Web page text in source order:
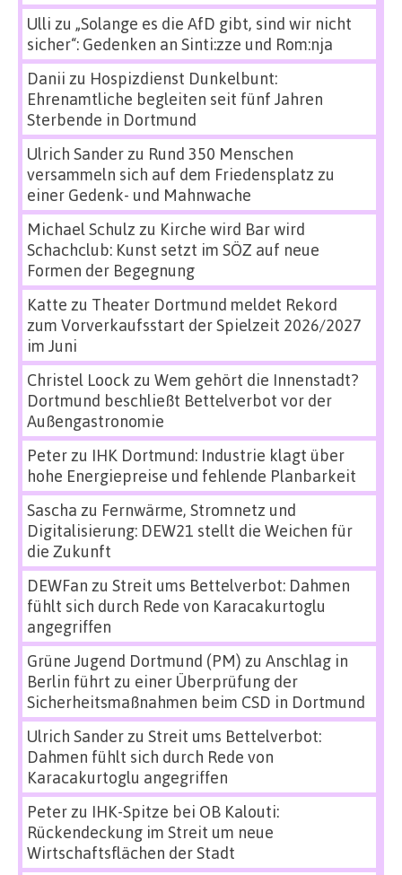
Ulli zu „Solange es die AfD gibt, sind wir nicht
sicher“: Gedenken an Sinti:zze und Rom:nja
Danii zu Hospizdienst Dunkelbunt:
Ehrenamtliche begleiten seit fünf Jahren
Sterbende in Dortmund
Ulrich Sanderzu Rund 350 Menschen
versammeln sich auf dem Friedensplatz zu
einer Gedenk- und Mahnwache
Michael Schulz zu Kirche wird Bar wird
Schachclub: Kunst setzt im SÖZ auf neue
Formen der Begegnung
Katte zu Theater Dortmund meldet Rekord
zum Vorverkaufsstart der Spielzeit 2026/2027
im Juni
Christel Loock zu Wem gehört die Innenstadt?
Dortmund beschließt Bettelverbot vor der
Außengastronomie
Peterzu IHK Dortmund: Industrie klagt über
hohe Energiepreise und fehlende Planbarkeit
Sascha zu Fernwärme, Stromnetz und
Digitalisierung: DEW21 stellt die Weichen für
die Zukunft
DEWFan zu Streit ums Bettelverbot: Dahmen
fühlt sich durch Rede von Karacakurtoglu
angegriffen
Grüne Jugend Dortmund (PM) zu Anschlag in
Berlin führt zu einer Überprüfung der
Sicherheitsmaßnahmen beim CSD in Dortmund
Ulrich Sanderzu Streit ums Bettelverbot:
Dahmen fühlt sich durch Rede von
Karacakurtoglu angegriffen
Peterzu IHK-Spitze bei OB Kalouti:
Rückendeckung im Streit um neue
Wirtschaftsflächen der Stadt